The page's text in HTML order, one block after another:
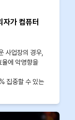
가 컴퓨터
사업장의 경우,
율에 악영향을
집중할 수 있는